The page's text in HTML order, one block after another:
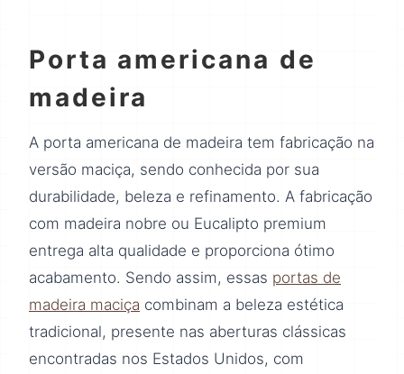
Porta americana de
madeira
A porta americana de madeira tem fabricação na
versão maciça, sendo conhecida por sua
durabilidade, beleza e refinamento. A fabricação
com madeira nobre ou Eucalipto premium
entrega alta qualidade e proporciona ótimo
acabamento. Sendo assim, essas portas de
madeira maciça combinam a beleza estética
tradicional, presente nas aberturas clássicas
encontradas nos Estados Unidos, com